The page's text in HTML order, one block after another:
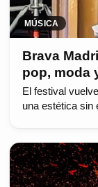
MÚSICA
Brava
pop, moda
El festival
una estética sin